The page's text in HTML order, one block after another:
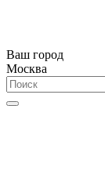
Ваш город
Москва